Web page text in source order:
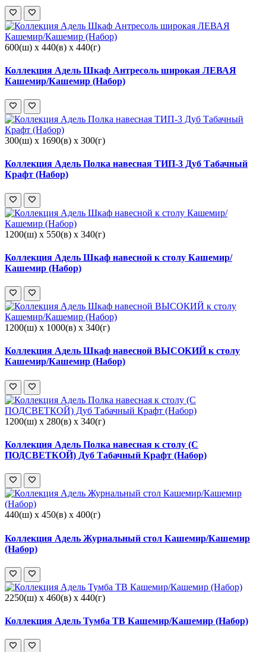
600(ш) x 440(в) x 440(г)
Коллекция Адель Шкаф Антресоль широкая ЛЕВАЯ
Кашемир/Кашемир (Набор)
300(ш) x 1690(в) x 300(г)
Коллекция Адель Полка навесная ТИП-3 Дуб Табачный
Крафт (Набор)
1200(ш) x 550(в) x 340(г)
Коллекция Адель Шкаф навесной к столу Кашемир/
Кашемир (Набор)
1200(ш) x 1000(в) x 340(г)
Коллекция Адель Шкаф навесной ВЫСОКИЙ к столу
Кашемир/Кашемир (Набор)
1200(ш) x 280(в) x 340(г)
Коллекция Адель Полка навесная к столу (С
ПОДСВЕТКОЙ) Дуб Табачный Крафт (Набор)
440(ш) x 450(в) x 400(г)
Коллекция Адель Журнальный стол Кашемир/Кашемир
(Набор)
2250(ш) x 460(в) x 440(г)
Коллекция Адель Тумба ТВ Кашемир/Кашемир (Набор)